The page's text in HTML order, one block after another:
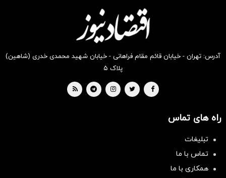
بخر !
بخر !
آدرس: تهران - خیابان قائم مقام فراهانی - خیابان شهید محمدی خدری (شاهین)
پلاک ۵
راه های تماس
تبلیغات
تماس با ما
همکاری با ما